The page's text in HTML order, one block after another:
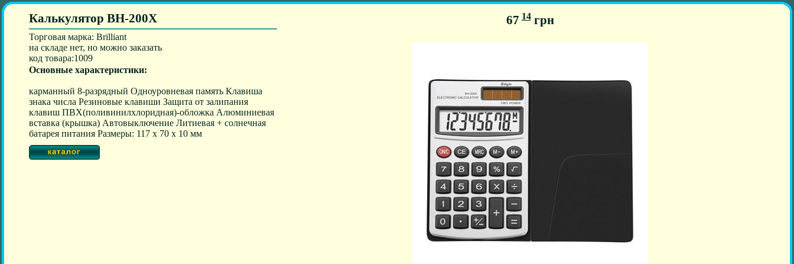
Калькулятор BH-200X
Торговая марка: Brilliant
на складе нет, но можно заказать
код товара:1009
Основные характеристики:
карманный 8-разрядный Одноуровневая память Клавиша
знака числа Резиновые клавиши Защита от залипания
клавиш ПВХ(поливинилхлоридная)-обложка Алюминиевая
вставка (крышка) Автовыключение Литиевая + солнечная
батарея питания Размеры: 117 x 70 x 10 мм
67 14грн